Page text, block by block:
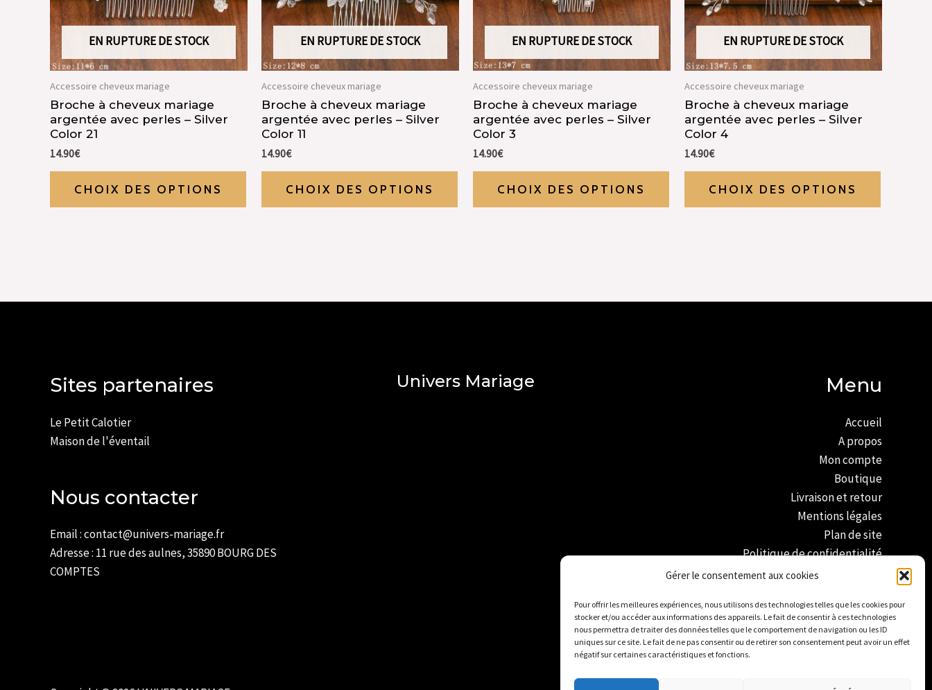
Gérer le consentement aux cookies
Pour offrir les meilleures expériences, nous utilisons des technologies telles que les cookies pour
stocker et/ou accéder aux informations des appareils. Le fait de consentir à ces technologies
nous permettra de traiter des données telles que le comportement de navigation ou les ID
uniques sur ce site. Le fait de ne pas consentir ou de retirer son consentement peut avoir un effet
négatif sur certaines caractéristiques et fonctions.
EN RUPTURE DE STOCK
Accessoire cheveux mariage
Broche à cheveux mariage
argentée avec perles – Silver
Color 21
14.90€
CHOIX DES OPTIONS
EN RUPTURE DE STOCK
Accessoire cheveux mariage
Broche à cheveux mariage
argentée avec perles – Silver
Color 11
14.90€
CHOIX DES OPTIONS
EN RUPTURE DE STOCK
Accessoire cheveux mariage
Broche à cheveux mariage
argentée avec perles – Silver
Color 3
14.90€
CHOIX DES OPTIONS
EN RUPTURE DE STOCK
Accessoire cheveux mariage
Broche à cheveux mariage
argentée avec perles – Silver
Color 4
14.90€
CHOIX DES OPTIONS
Sites partenaires
Le Petit Calotier
Maison de l'éventail
Nous contacter
Email : contact@univers-mariage.fr
Adresse : 11 rue des aulnes, 35890 BOURG DES
COMPTES
Univers Mariage Menu
Accueil
A propos
Mon compte
Boutique
Livraison et retour
Mentions légales
Plan de site
Politique de confidentialité
Conditions générales de vente